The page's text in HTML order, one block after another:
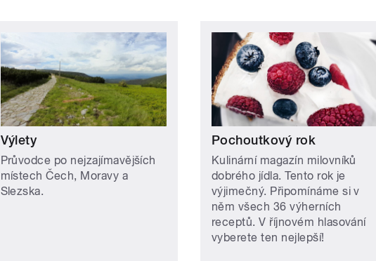
Výlety
Průvodce po nejzajímavějších
místech Čech, Moravy a
Slezska.
Pochoutkový rok
Kulinární magazín milovníků
dobrého jídla. Tento rok je
výjimečný. Připomínáme si v
něm všech 36 výherních
receptů. V říjnovém hlasování
vyberete ten nejlepší!